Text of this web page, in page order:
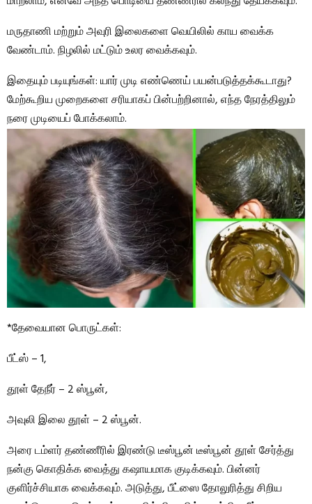
மருதாணி மற்றும் அவுரி இலைகளை வெயிலில் காய வைக்க
வேண்டாம். நிழலில் மட்டும் உலர வைக்கவும்.
இதையும் படியுங்கள்: யார் முடி எண்ணெய் பயன்படுத்தக்கூடாது?
மேற்கூறிய முறைகளை சரியாகப் பின்பற்றினால், எந்த நேரத்திலும்
நரை முடியைப் போக்கலாம்.
*தேவையான பொருட்கள்:
பீட்ஸ் – 1,
தூள் தேநீர் – 2 ஸ்பூன்,
அவுலி இலை தூள் – 2 ஸ்பூன்.
அரை டம்ளர் தண்ணீரில் இரண்டு டீஸ்பூன் டீஸ்பூன் தூள் சேர்த்து
நன்கு கொதிக்க வைத்து கஷாயமாக குடிக்கவும். பின்னர்
குளிர்ச்சியாக வைக்கவும். அடுத்து, பீட்ஸை தோலுரித்து சிறிய